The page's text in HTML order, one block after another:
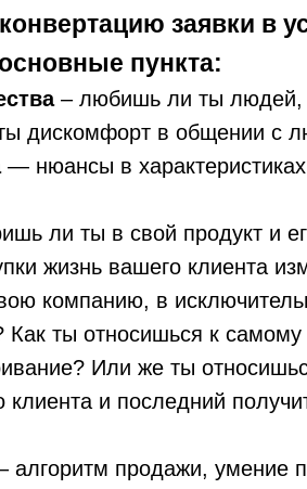
заявки в
пункта:
– любишь ли ты людей,
дискомфорт в общении с
— нюансы в
ли ты в свой продукт и
жизнь вашего клиента
компанию, в
Как ты относишься к
Или же ты
клиента и последний
алгоритм продажи, умение